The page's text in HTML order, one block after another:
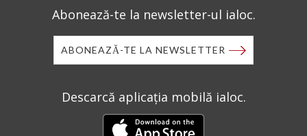
Abonează-te la newsletter-ul ialoc.
ABONEAZĂ-TE LA NEWSLETTER
Descarcă aplicația mobilă ialoc.